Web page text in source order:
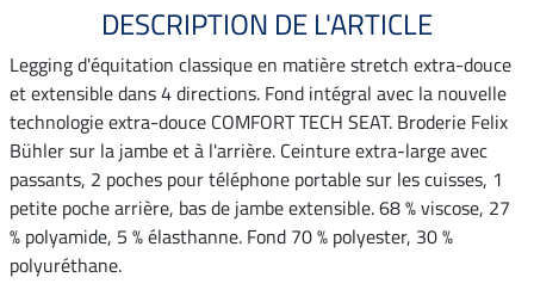
DESCRIPTION DE L'ARTICLE
Legging d'équitation classique en matière stretch extra-douce
et extensible dans 4 directions. Fond intégral avec la nouvelle
technologie extra-douce COMFORT TECH SEAT. Broderie Felix
Bühler sur la jambe et à l'arrière. Ceinture extra-large avec
passants, 2 poches pour téléphone portable sur les cuisses, 1
petite poche arrière, bas de jambe extensible. 68 % viscose, 27
% polyamide, 5 % élasthanne. Fond 70 % polyester, 30 %
polyuréthane.